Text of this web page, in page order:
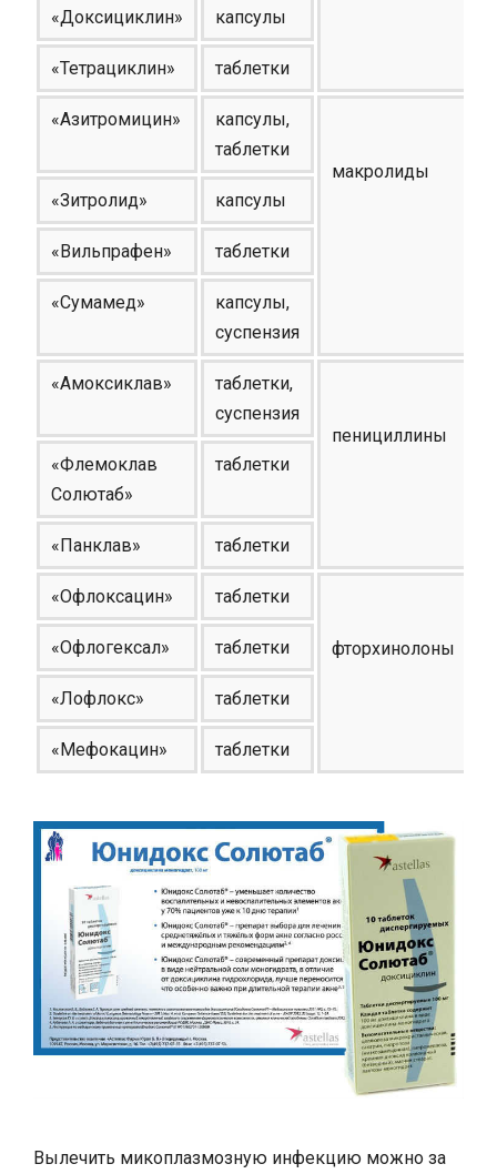
«Доксициклин»
капсулы
«Тетрациклин» таблетки
«Азитромицин»
капсулы,
таблетки
макролиды
«Зитролид»
капсулы
«Вильпрафен» таблетки
«Сумамед»
капсулы,
суспензия
«Амоксиклав»
таблетки,
суспензия
пенициллины
«Флемоклав
Солютаб»
таблетки
«Панклав» таблетки
«Офлоксацин» таблетки
фторхинолоны
«Офлогексал» таблетки
«Лофлокс» таблетки
«Мефокацин» таблетки
Вылечить микоплазмозную инфекцию можно за